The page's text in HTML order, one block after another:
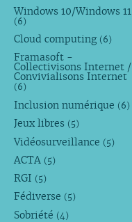
Windows 10/Windows 11
(6)
Cloud computing (6)
Framasoft -
Collectivisons Internet /
Convivialisons Internet
(6)
Inclusion numérique (6)
Jeux libres (5)
Vidéosurveillance (5)
ACTA (5)
RGI (5)
Fédiverse (5)
Sobriété (4)